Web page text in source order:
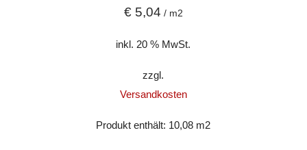
€5,04 / m2
inkl. 20 % MwSt.
zzgl.
Versandkosten
Produkt enthält: 10,08 m2